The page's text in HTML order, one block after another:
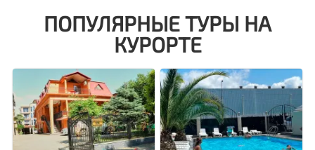
ПОПУЛЯРНЫЕ ТУРЫ НА
КУРОРТЕ